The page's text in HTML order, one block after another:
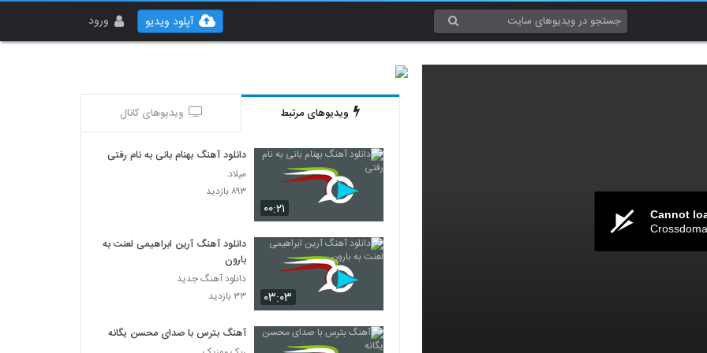
ورود آپلود ویدیو
Cannot
ویدیوهای مرتبط ویدیوهای کانال
۰۰:۲۱
دانلود آهنگ بهنام بانی به نام رفتی
میلاد
۸۹۳ بازدید
۰۳:۰۳
دانلود آهنگ آرین ابراهیمی لعنت به
بارون
دانلود آهنگ جدید
۳۳ بازدید
آهنگ بترس با صدای محسن یگانه